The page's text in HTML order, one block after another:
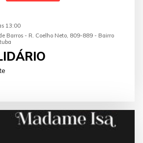
13:00
Barros - R. Coelho Neto, 809-889 - Bairro